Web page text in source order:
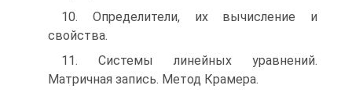
10. Определители, их вычисление и
свойства.
11. Системы линейных уравнений.
Матричная запись. Метод Крамера.